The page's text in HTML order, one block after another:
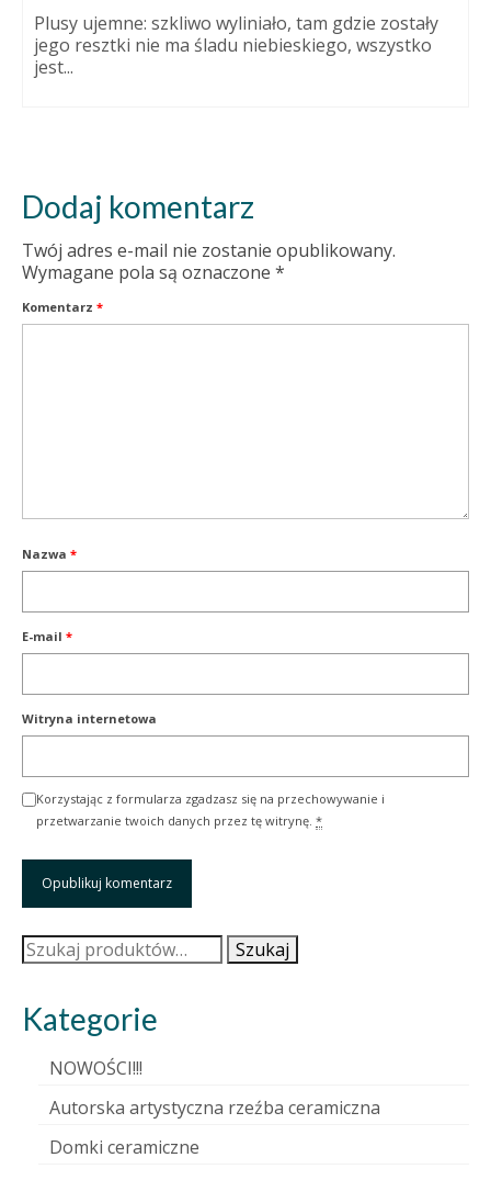
Plusy ujemne: szkliwo wyliniało, tam gdzie zostały
jego resztki nie ma śladu niebieskiego, wszystko
jest...
Dodaj komentarz
Twój adres e-mail nie zostanie opublikowany.
Wymagane pola są oznaczone *
Komentarz *
Nazwa *
E-mail *
Witryna internetowa
Korzystając z formularza zgadzasz się na przechowywanie i
przetwarzanie twoich danych przez tę witrynę. *
Szukaj: Szukaj
Kategorie
NOWOŚCI!!!
Autorska artystyczna rzeźba ceramiczna
Domki ceramiczne